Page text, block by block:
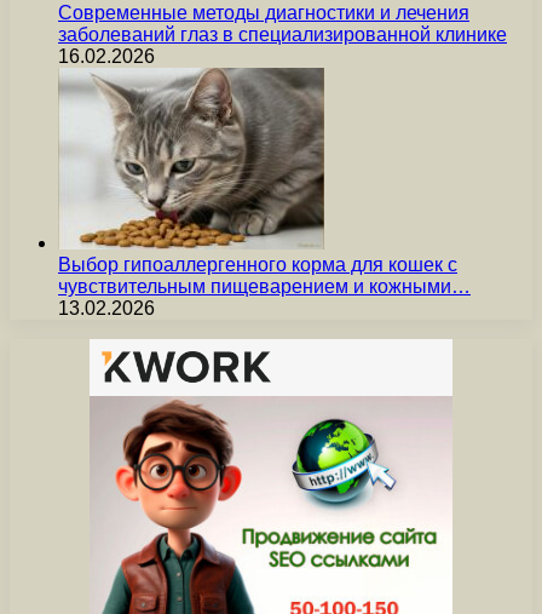
Современные методы диагностики и лечения
заболеваний глаз в специализированной клинике
16.02.2026
Выбор гипоаллергенного корма для кошек с
чувствительным пищеварением и кожными…
13.02.2026